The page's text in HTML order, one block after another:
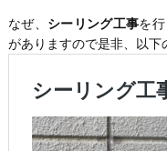
なぜ、 シーリング工事を
がありますので是非、以下